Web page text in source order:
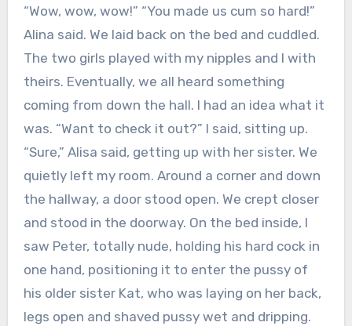
“Wow, wow, wow!” “You made us cum so hard!”
Alina said. We laid back on the bed and cuddled.
The two girls played with my nipples and I with
theirs. Eventually, we all heard something
coming from down the hall. I had an idea what it
was. “Want to check it out?” I said, sitting up.
“Sure,” Alisa said, getting up with her sister. We
quietly left my room. Around a corner and down
the hallway, a door stood open. We crept closer
and stood in the doorway. On the bed inside, I
saw Peter, totally nude, holding his hard cock in
one hand, positioning it to enter the pussy of
his older sister Kat, who was laying on her back,
legs open and shaved pussy wet and dripping.